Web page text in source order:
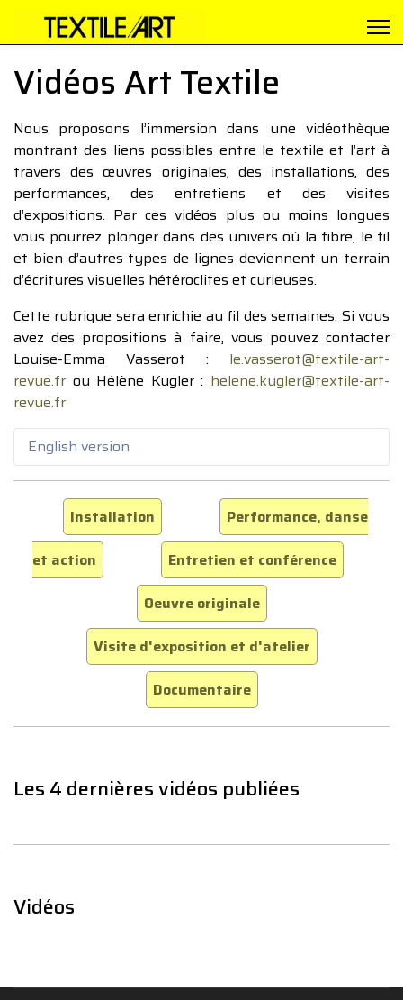
Vidéos Art Textile
Nous proposons l’immersion dans une vidéothèque
montrant des liens possibles entre le textile et l’art à
travers des œuvres originales, des installations, des
performances, des entretiens et des visites
d’expositions. Par ces vidéos plus ou moins longues
vous pourrez plonger dans des univers où la fibre, le fil
et bien d’autres types de lignes deviennent un terrain
d’écritures visuelles hétéroclites et curieuses.
Cette rubrique sera enrichie au fil des semaines. Si vous
avez des propositions à faire, vous pouvez contacter
Louise-Emma Vasserot : le.vasserot@textile-art-
revue.fr ou Hélène Kugler : helene.kugler@textile-art-
revue.fr
English version
Installation
Performance, danse
et action
Entretien et conférence
Oeuvre originale
Visite d'exposition et d'atelier
Documentaire
Les 4 dernières vidéos publiées
Vidéos